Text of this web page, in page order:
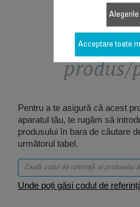
produs/
Pentru a te asigură că acest
aparatul tău, te rugăm să
produsului în bara de căutare
următorul tabel.
Unde poți găsi codul de
Alegerile
Acceptare toate